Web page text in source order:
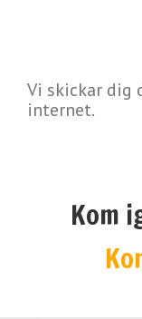
Vi skickar dig
internet.
Kom